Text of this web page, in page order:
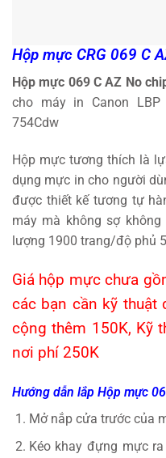
Hộp mực CRG 069 C
Hộp mực 069 C AZ No
cho máy in Canon LBP
754Cdw
Hộp mực tương thích là
dụng mực in cho người
được thiết kế tương tự
máy mà không sợ
lượng 1900 trang/độ phủ
Giá hộp mực chưa
các bạn cần kỹ thuật
cộng thêm 150K, Kỹ
nơi phí 250K
Hướng dẫn lắp Hộp mực
Mở nắp cửa trước của
Kéo khay đựng mực